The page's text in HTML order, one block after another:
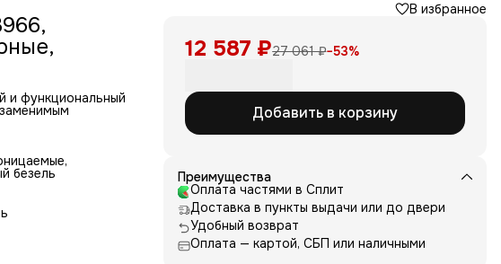
и функциональный
часовой шкалой
точке мира.
царапин, а
долговечность
быстро и
заводная
безель
В избранное
12 587 ₽27 061 ₽−53%
Добавить в корзину
Преимущества
Оплата частями в Сплит
Доставка в пункты выдачи или до двери
Удобный возврат
Оплата — картой, СБП или наличными